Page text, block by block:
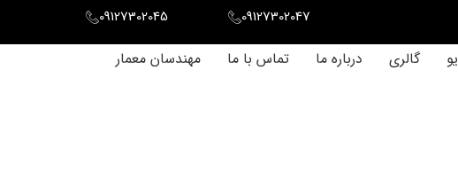
09127302047
09127302045
گالری درباره ما تماس با ما مهندسان معمار